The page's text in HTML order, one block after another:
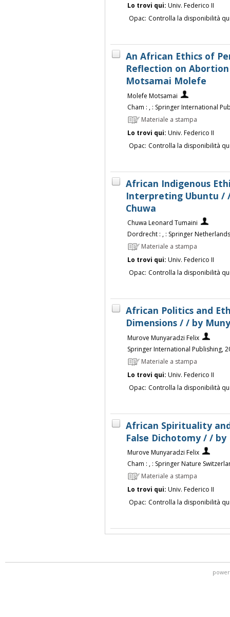
Lo trovi qui: Univ. Federico II
Opac: Controlla la disponibilità
An African Ethics of
Reflection on
Motsamai Molefe
Molefe Motsamai
Cham : , : Springer International
Materiale a stampa
Lo trovi qui: Univ. Federico II
Opac: Controlla la disponibilità
African Indigenous
Interpreting Ubuntu /
Chuwa
Chuwa Leonard Tumaini
Dordrecht : , : Springer
Materiale a stampa
Lo trovi qui: Univ. Federico II
Opac: Controlla la disponibilità
African Politics and
Dimensions / / by
Murove Munyaradzi Felix
Springer International Publishing,
Materiale a stampa
Lo trovi qui: Univ. Federico II
Opac: Controlla la disponibilità
African Spirituality
False Dichotomy / /
Murove Munyaradzi Felix
Cham : , : Springer Nature
Materiale a stampa
Lo trovi qui: Univ. Federico II
Opac: Controlla la disponibilità